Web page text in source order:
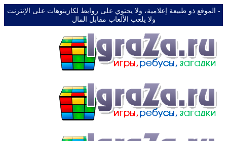
-️ الموقع ذو طبيعة إعلامية، ولا يحتوي على روابط لكازينوهات على الإنترنت
ولا يلعب الألعاب مقابل المال